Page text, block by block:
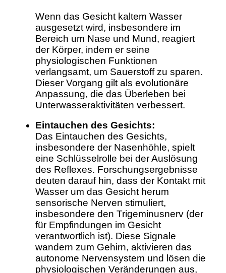
Wenn das Gesicht kaltem Wasser
ausgesetzt wird, insbesondere im
Bereich um Nase und Mund, reagiert
der Körper, indem er seine
physiologischen Funktionen
verlangsamt, um Sauerstoff zu sparen.
Dieser Vorgang gilt als evolutionäre
Anpassung, die das Überleben bei
Unterwasseraktivitäten verbessert.
Eintauchen des Gesichts:
Das Eintauchen des Gesichts,
insbesondere der Nasenhöhle, spielt
eine Schlüsselrolle bei der Auslösung
des Reflexes. Forschungsergebnisse
deuten darauf hin, dass der Kontakt mit
Wasser um das Gesicht herum
sensorische Nerven stimuliert,
insbesondere den Trigeminusnerv (der
für Empfindungen im Gesicht
verantwortlich ist). Diese Signale
wandern zum Gehirn, aktivieren das
autonome Nervensystem und lösen die
physiologischen Veränderungen aus,